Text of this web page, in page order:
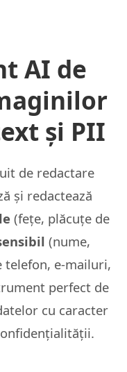
AI de
și PII
de redactare
și redactează
(fețe, plăcuțe de
(nume,
telefon, e‑mailuri,
perfect de
cu caracter